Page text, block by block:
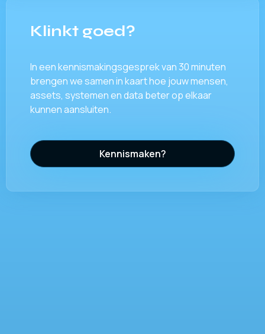
Klinkt goed?
In een kennismakingsgesprek van 30 minuten
brengen we samen in kaart hoe jouw mensen,
assets, systemen en data beter op elkaar
kunnen aansluiten.
Kennismaken?